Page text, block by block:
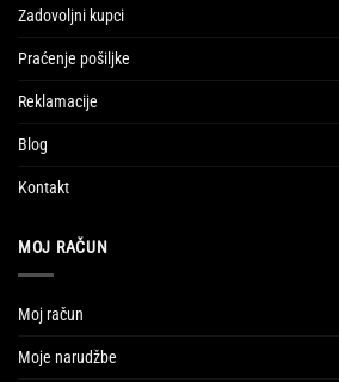
Zadovoljni kupci
Praćenje pošiljke
Reklamacije
Blog
Kontakt
MOJ RAČUN
Moj račun
Moje narudžbe